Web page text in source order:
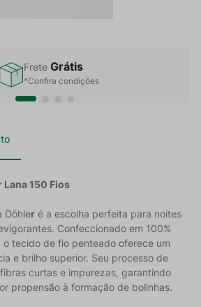
Frete Grátis
*Confira condições
Lana 150 Fios
Döhler é a escolha perfeita para noites
Confeccionado em 100%
o tecido de fio penteado oferece um
e brilho superior. Seu processo de
curtas e impurezas, garantindo
propensão à formação de bolinhas.